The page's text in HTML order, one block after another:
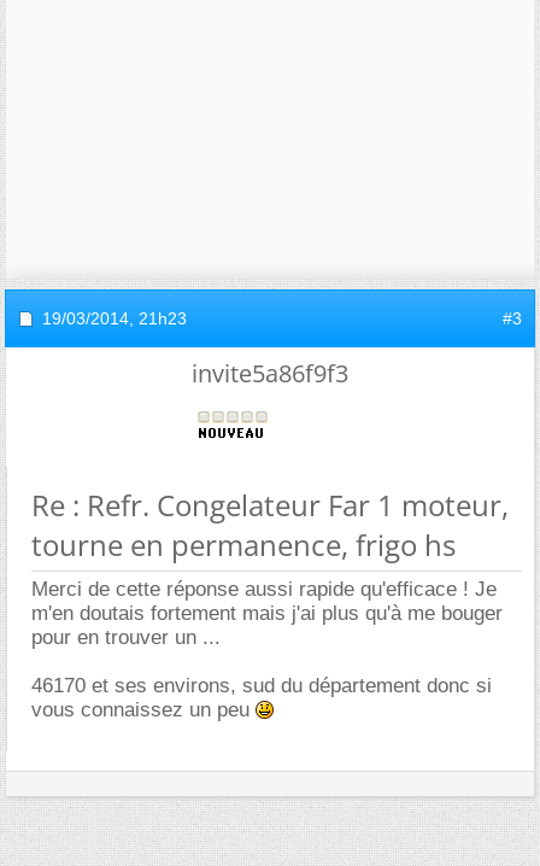
19/03/2014, 21h23 #3
invite5a86f9f3
Re : Refr. Congelateur Far 1 moteur,
tourne en permanence, frigo hs
Merci de cette réponse aussi rapide qu'efficace ! Je
m'en doutais fortement mais j'ai plus qu'à me bouger
pour en trouver un ...
46170 et ses environs, sud du département donc si
vous connaissez un peu